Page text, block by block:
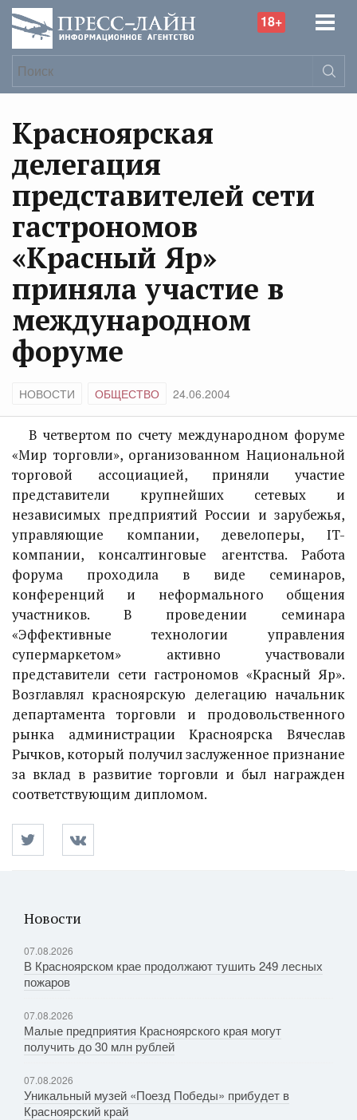
18+
Красноярская
делегация
представителей сети
гастрономов
«Красный Яр»
приняла участие в
международном
форуме
НОВОСТИ ОБЩЕСТВО 24.06.2004
В четвертом по счету международном форуме
«Мир торговли», организованном Национальной
торговой ассоциацией, приняли участие
представители крупнейших сетевых и
независимых предприятий России и зарубежья,
управляющие компании, девелоперы, IT-
компании, консалтинговые агентства. Работа
форума проходила в виде семинаров,
конференций и неформального общения
участников. В проведении семинара
«Эффективные технологии управления
супермаркетом» активно участвовали
представители сети гастрономов «Красный Яр».
Возглавлял красноярскую делегацию начальник
департамента торговли и продовольственного
рынка администрации Красноярска Вячеслав
Рычков, который получил заслуженное признание
за вклад в развитие торговли и был награжден
соответствующим дипломом.
Новости
07.08.2026
В Красноярском крае продолжают тушить 249 лесных
пожаров
07.08.2026
Малые предприятия Красноярского края могут
получить до 30 млн рублей
07.08.2026
Уникальный музей «Поезд Победы» прибудет в
Красноярский край